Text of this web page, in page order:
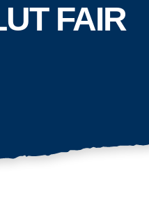
FAIR